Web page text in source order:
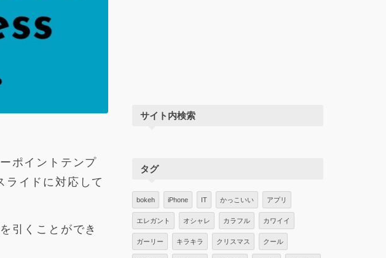
ポイントテンプ
イドに対応して
引くことができ
サイト内検索
タグ
bokeh iPhone IT かっこいい アプリ
エレガント オシャレ カラフル カワイイ
ガーリー キラキラ クリスマス クール